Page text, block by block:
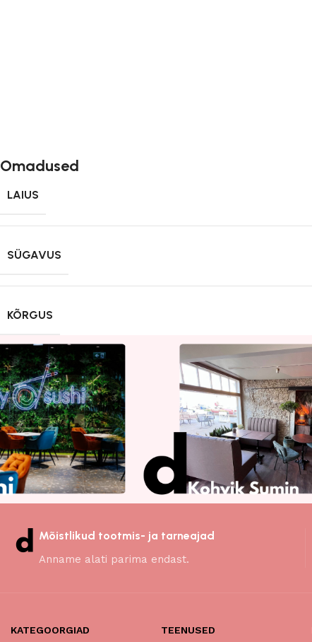
Omadused
LAIUS
SÜGAVUS
KÕRGUS
Mõistlikud tootmis- ja tarneajad
Anname alati parima endast.
KATEGOORGIAD TEENUSED